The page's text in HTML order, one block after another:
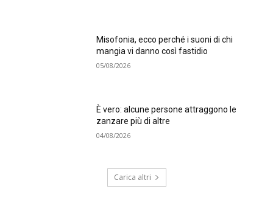
Misofonia, ecco perché i suoni di chi
mangia vi danno così fastidio
05/08/2026
È vero: alcune persone attraggono le
zanzare più di altre
04/08/2026
Carica altri